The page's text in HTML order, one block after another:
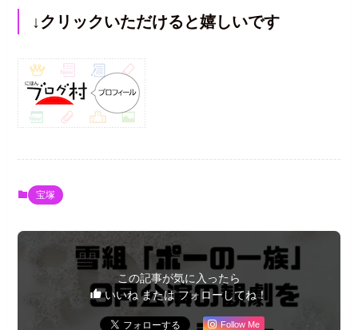
↓クリックいただけると嬉しいです
宝塚
この記事が気に入ったら
いいね または フォローしてね！
Follow Me